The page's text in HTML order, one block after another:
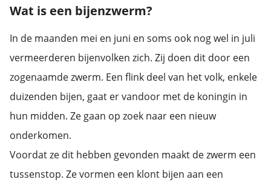
Wat is een bijenzwerm?
In de maanden mei en juni en soms ook nog wel in juli
vermeerderen bijenvolken zich. Zij doen dit door een
zogenaamde zwerm. Een flink deel van het volk, enkele
duizenden bijen, gaat er vandoor met de koningin in
hun midden. Ze gaan op zoek naar een nieuw
onderkomen.
Voordat ze dit hebben gevonden maakt de zwerm een
tussenstop. Ze vormen een klont bijen aan een